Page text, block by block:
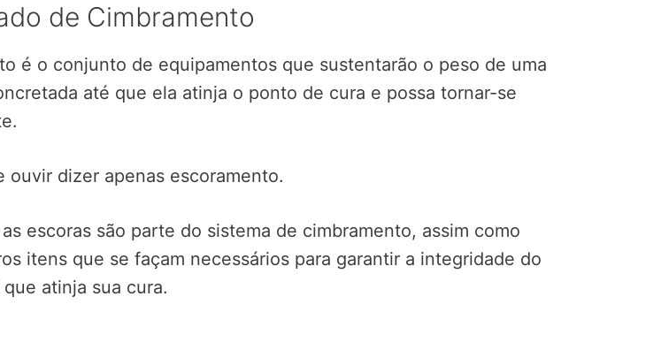
de Cimbramento
é o conjunto de equipamentos que sustentarão o peso de uma
até que ela atinja o ponto de cura e possa tornar-se
ouvir dizer apenas escoramento.
escoras são parte do sistema de cimbramento, assim como
itens que se façam necessários para garantir a integridade do
atinja sua cura.